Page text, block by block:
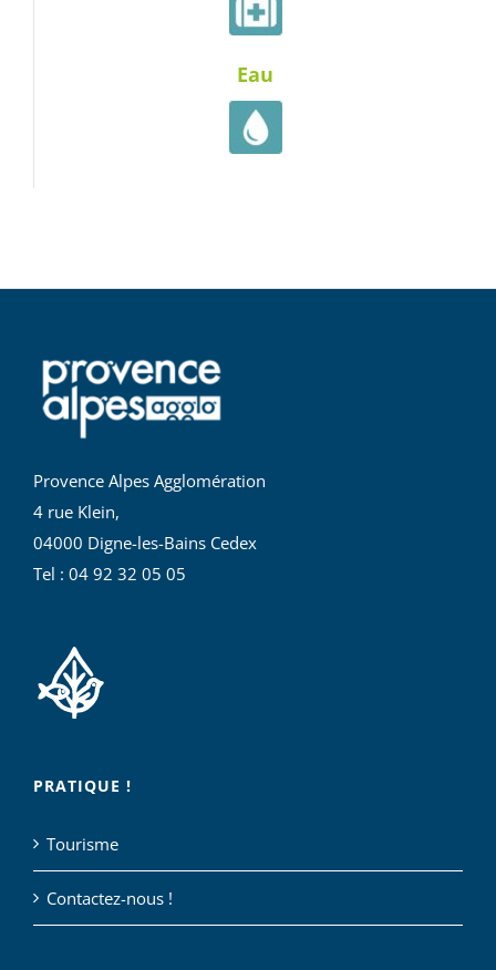
Eau
Provence Alpes Agglomération
4 rue Klein,
04000 Digne-les-Bains Cedex
Tel : 04 92 32 05 05
PRATIQUE !
Tourisme
Contactez-nous !